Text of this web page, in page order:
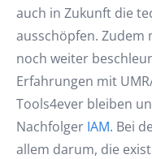
auch in Zukunft die
ausschöpfen. Zudem
noch weiter
Erfahrungen mit
Tools4ever bleiben
Nachfolger IAM. Bei
allem darum, die